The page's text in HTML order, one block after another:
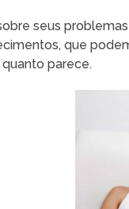
seus
que
quanto parece.